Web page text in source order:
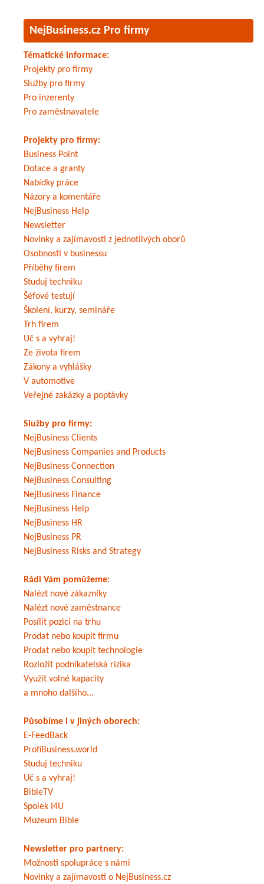
NejBusiness.cz Pro firmy
Tématické informace:
Projekty pro firmy
Služby pro firmy
Pro inzerenty
Pro zaměstnavatele
Projekty pro firmy:
Business Point
Dotace a granty
Nabídky práce
Názory a komentáře
NejBusiness Help
Newsletter
Novinky a zajímavosti z jednotlivých oborů
Osobnosti v businessu
Příběhy firem
Studuj techniku
Šéfové testují
Školení, kurzy, semináře
Trh firem
Uč s a vyhraj!
Ze života firem
Zákony a vyhlášky
V automotive
Veřejné zakázky a poptávky
Služby pro firmy:
NejBusiness Clients
NejBusiness Companies and Products
NejBusiness Connection
NejBusiness Consulting
NejBusiness Finance
NejBusiness Help
NejBusiness HR
NejBusiness PR
NejBusiness Risks and Strategy
Rádi Vám pomůžeme:
Nalézt nové zákazníky
Nalézt nové zaměstnance
Posílit pozici na trhu
Prodat nebo koupit firmu
Prodat nebo koupit technologie
Rozložit podnikatelská rizika
Využít volné kapacity
a mnoho dalšího...
Působíme i v jiných oborech:
E-FeedBack
ProfiBusiness.world
Studuj techniku
Uč s a vyhraj!
BibleTV
Spolek I4U
Muzeum Bible
Newsletter pro partnery:
Možnosti spolupráce s námi
Novinky a zajímavosti o NejBusiness.cz